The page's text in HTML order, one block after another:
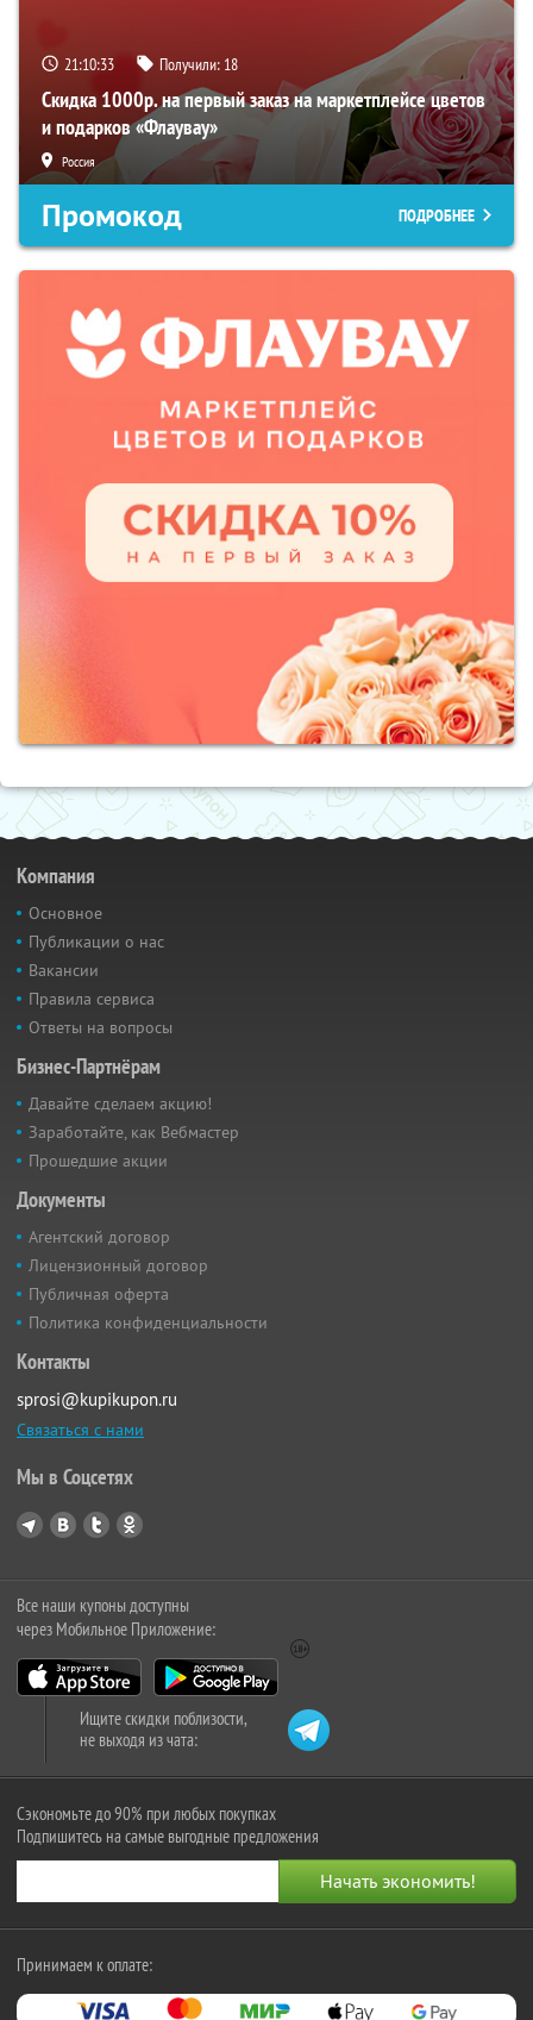
21:10:32 Получили: 18
Скидка 1000р. на первый заказ на маркетплейсе цветов
и подарков «Флаувау»
Россия
Промокод ПОДРОБНЕЕ
Компания
Основное
Публикации о нас
Вакансии
Правила сервиса
Ответы на вопросы
Бизнес-Партнёрам
Давайте сделаем акцию!
Заработайте, как Вебмастер
Прошедшие акции
Документы
Агентский договор
Лицензионный договор
Публичная оферта
Политика конфиденциальности
Контакты
sprosi@kupikupon.ru
Связаться с нами
Мы в Соцсетях
Все наши купоны доступны
через Мобильное Приложение:
Ищите скидки поблизости,
не выходя из чата:
Сэкономьте до 90% при любых покупках
Подпишитесь на самые выгодные предложения
Принимаем к оплате: